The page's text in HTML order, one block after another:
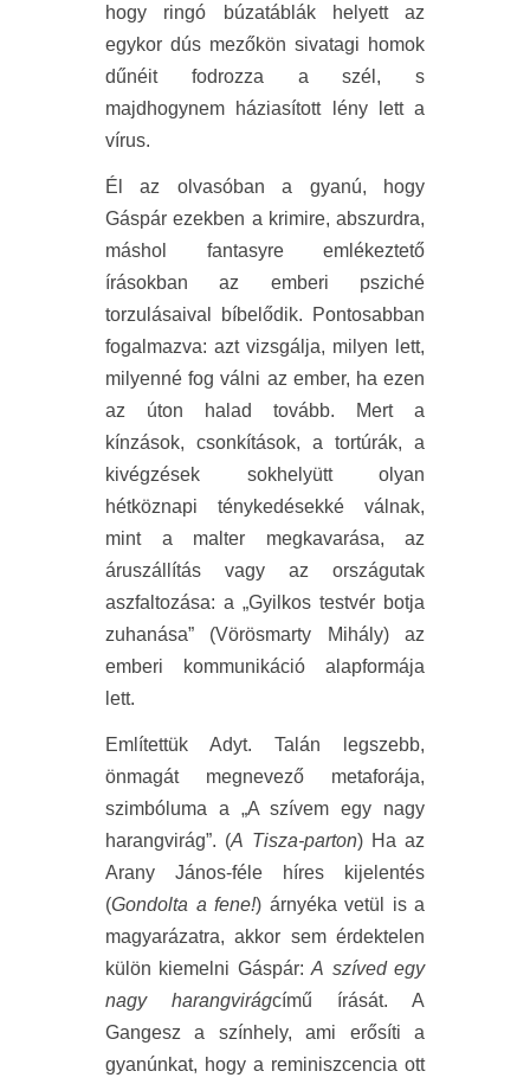
hogy ringó búzatáblák helyett az
egykor dús mezőkön sivatagi homok
dűnéit fodrozza a szél, s
majdhogynem háziasított lény lett a
vírus.
Él az olvasóban a gyanú, hogy
Gáspár ezekben a krimire, abszurdra,
máshol fantasyre emlékeztető
írásokban az emberi psziché
torzulásaival bíbelődik. Pontosabban
fogalmazva: azt vizsgálja, milyen lett,
milyenné fog válni az ember, ha ezen
az úton halad tovább. Mert a
kínzások, csonkítások, a tortúrák, a
kivégzések sokhelyütt olyan
hétköznapi ténykedésekké válnak,
mint a malter megkavarása, az
áruszállítás vagy az országutak
aszfaltozása: a „Gyilkos testvér botja
zuhanása” (Vörösmarty Mihály) az
emberi kommunikáció alapformája
lett.
Említettük Adyt. Talán legszebb,
önmagát megnevező metaforája,
szimbóluma a „A szívem egy nagy
harangvirág”. (A Tisza-parton) Ha az
Arany János-féle híres kijelentés
(Gondolta a fene!) árnyéka vetül is a
magyarázatra, akkor sem érdektelen
külön kiemelni Gáspár:A szíved egy
nagy harangvirágcímű írását. A
Gangesz a színhely, ami erősíti a
gyanúnkat, hogy a reminiszcencia ott